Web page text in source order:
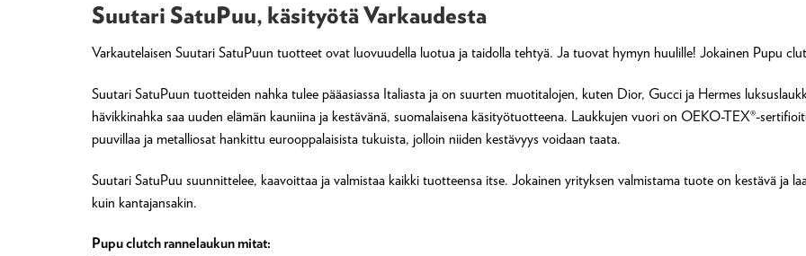
Suutari SatuPuu, käsityötä Varkaudesta
Varkautelaisen Suutari SatuPuun tuotteet ovat luovuudella luotua ja taidolla tehtyä. Ja tuovat hymyn huulille! Jokainen Pupu
Suutari SatuPuun tuotteiden nahka tulee pääasiassa Italiasta ja on suurten muotitalojen, kuten Dior, Gucci ja Hermes
hävikkinahka saa uuden elämän kauniina ja kestävänä, suomalaisena käsityötuotteena. Laukkujen vuori on OEKO-TEX®-
puuvillaa ja metalliosat hankittu eurooppalaisista tukuista, jolloin niiden kestävyys voidaan taata.
Suutari SatuPuu suunnittelee, kaavoittaa ja valmistaa kaikki tuotteensa itse. Jokainen yrityksen valmistama tuote on kestävä ja
kuin kantajansakin.
Pupu clutch rannelaukun mitat: